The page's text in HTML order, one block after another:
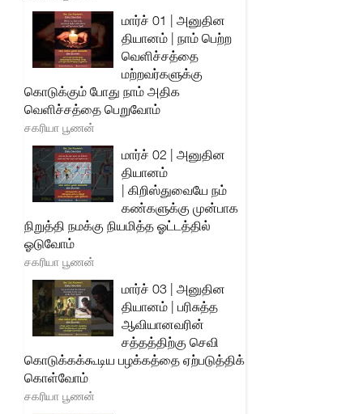
மார்ச் 01 | அனுதின
தியானம் | நாம் பெற்ற
வெளிச்சத்தை
மற்றவர்களுக்கு
கொடுக்கும் போது நாம் அதிக
வெளிச்சத்தை பெறுவோம்
சகரியா பூணன்
மார்ச் 02 | அனுதின
தியானம்
| கிறிஸ்துவையே நம்
கண்களுக்கு முன்பாக
நிறுத்தி நமக்கு நியமித்த ஓட்டத்தில்
ஓடுவோம்
சகரியா பூணன்
மார்ச் 03 | அனுதின
தியானம் | பரிசுத்த
ஆவியானவரின்
சத்தத்திற்கு செவி
கொடுக்கக்கூடிய பழக்கத்தை ஏற்படுத்திக்
கொள்வோம்
சகரியா பூணன்